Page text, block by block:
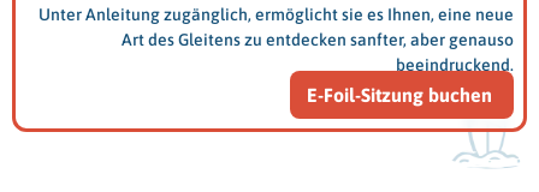
Unter Anleitung zugänglich, ermöglicht sie es Ihnen, eine neue
Art des Gleitens zu entdecken sanfter, aber genauso
beeindruckend.
E-Foil-Sitzung buchen